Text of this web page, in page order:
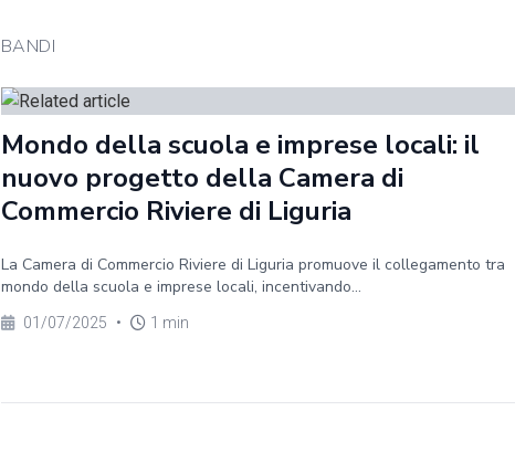
BANDI
Mondo della scuola e imprese locali: il
nuovo progetto della Camera di
Commercio Riviere di Liguria
La Camera di Commercio Riviere di Liguria promuove il collegamento tra
mondo della scuola e imprese locali, incentivando...
01/07/2025 • 1 min